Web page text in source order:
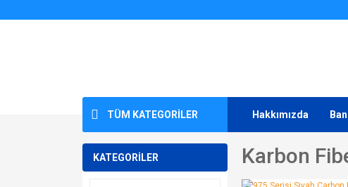
TÜM KATEGORİLER Hakkımızda
KATEGORİLER Karbon